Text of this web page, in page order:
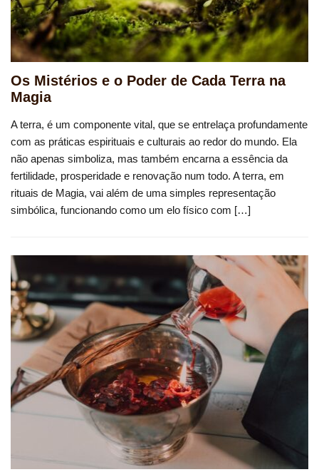
Os Mistérios e o Poder de Cada Terra na
Magia
A terra, é um componente vital, que se entrelaça profundamente
com as práticas espirituais e culturais ao redor do mundo. Ela
não apenas simboliza, mas também encarna a essência da
fertilidade, prosperidade e renovação num todo. A terra, em
rituais de Magia, vai além de uma simples representação
simbólica, funcionando como um elo físico com […]